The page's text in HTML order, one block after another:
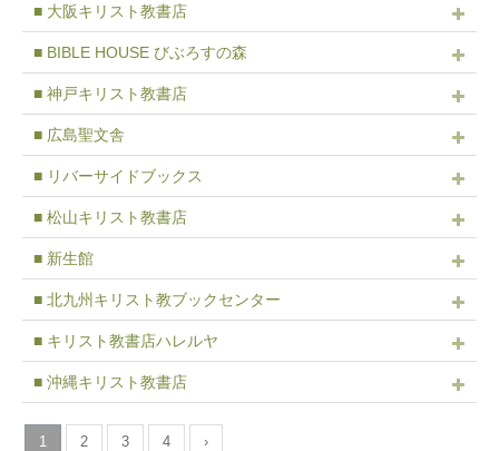
■ 大阪キリスト教書店
■ BIBLE HOUSE びぶろすの森
■ 神戸キリスト教書店
■ 広島聖文舎
■ リバーサイドブックス
■ 松山キリスト教書店
■ 新生館
■ 北九州キリスト教ブックセンター
■ キリスト教書店ハレルヤ
■ 沖縄キリスト教書店
1 2 3 4 ›